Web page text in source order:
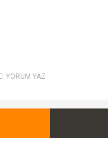
YORUM YAZ